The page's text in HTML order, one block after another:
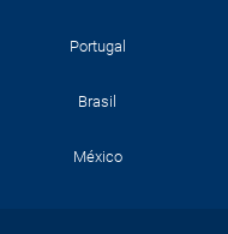
Portugal
Brasil
México